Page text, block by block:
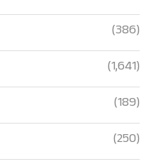
(386)
(1,641)
(189)
(250)